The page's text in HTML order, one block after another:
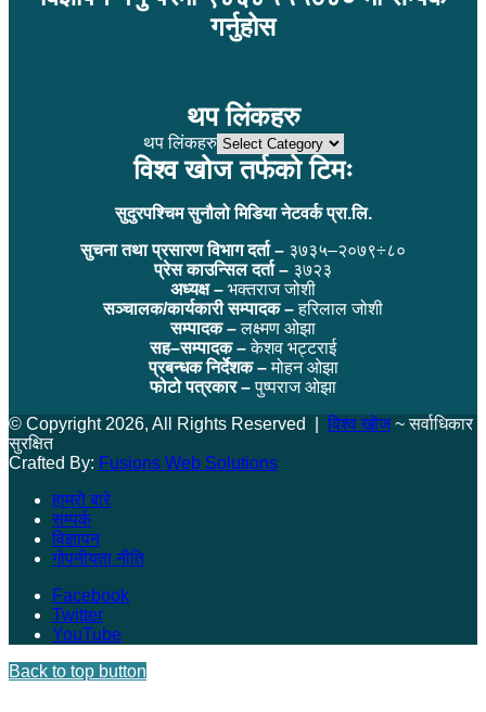
गर्नुहोस
थप लिंकहरु
थप लिंकहरु
विश्व खोज तर्फको टिमः
सुदुरपश्चिम सुनौलो मिडिया नेटवर्क प्रा.लि.
सुचना तथा प्रसारण विभाग दर्ता – ३७३५–२०७९÷८०
प्रेस काउन्सिल दर्ता – ३७२३
अध्यक्ष – भक्तराज जोशी
सञ्चालक/कार्यकारी सम्पादक –हरिलाल जोशी
सम्पादक –लक्ष्मण ओझा
सह–सम्पादक –केशव भट्टराई
प्रबन्धक निर्देशक –मोहन ओझा
फोटो पत्रकार –पुष्पराज ओझा
© Copyright 2026, All Rights Reserved | विश्व खोज~ सर्वाधिकार
सुरक्षित
Crafted By: Fusions Web Solutions
हाम्रो बारे
सम्पर्क
विज्ञापन
गोपनीयता नीति
Facebook
Twitter
YouTube
Back to top button